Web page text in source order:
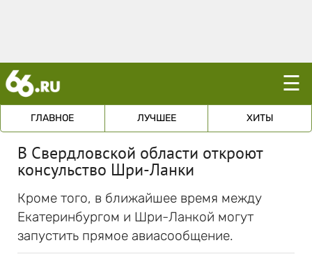
☰
ГЛАВНОЕ ЛУЧШЕЕ ХИТЫ
В Свердловской области откроют
консульство Шри-Ланки
Кроме того, в ближайшее время между
Екатеринбургом и Шри-Ланкой могут
запустить прямое авиасообщение.